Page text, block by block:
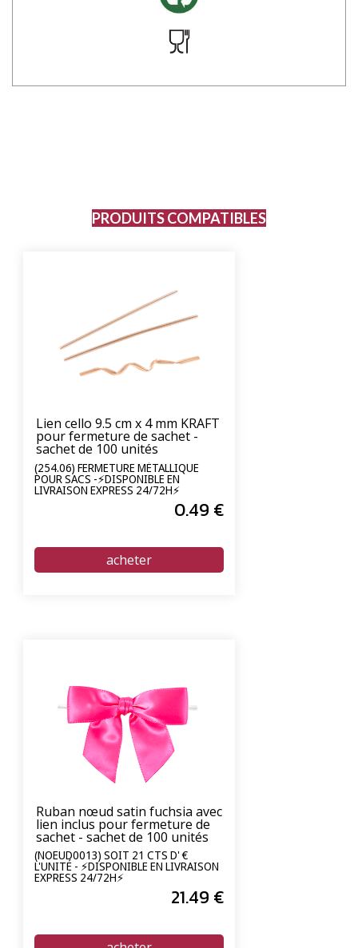
PRODUITS COMPATIBLES
Lien cello 9.5 cm x 4 mm KRAFT
pour fermeture de sachet -
sachet de 100 unités
(254.06) FERMETURE MÉTALLIQUE
POUR SACS -⚡DISPONIBLE EN
LIVRAISON EXPRESS 24/72H⚡
0.49 €
Ruban nœud satin fuchsia avec
lien inclus pour fermeture de
sachet - sachet de 100 unités
(NOEUD0013) SOIT 21 CTS D' €
L'UNITÉ - ⚡DISPONIBLE EN LIVRAISON
EXPRESS 24/72H⚡
21.49 €